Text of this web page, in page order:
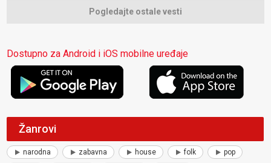
Pogledajte ostale vesti
Dostupno za Android i iOS mobilne uređaje
Žanrovi
narodna zabavna house folk pop